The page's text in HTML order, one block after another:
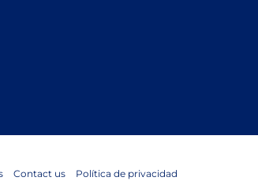
Contact us Política de privacidad